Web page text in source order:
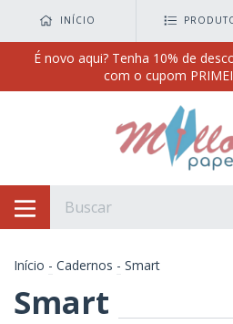
INÍCIO
É novo aqui? Tenha 10% de
com o cupom
Início - Cadernos - Smart
Smart